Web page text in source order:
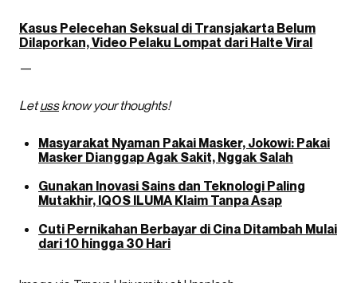
Kasus Pelecehan Seksual di Transjakarta Belum
Dilaporkan, Video Pelaku Lompat dari Halte Viral
—
Letussknow your thoughts!
Masyarakat Nyaman Pakai Masker, Jokowi: Pakai
Masker Dianggap Agak Sakit, Nggak Salah
Gunakan Inovasi Sains dan Teknologi Paling
Mutakhir, IQOS ILUMA Klaim Tanpa Asap
Cuti Pernikahan Berbayar di Cina Ditambah Mulai
dari 10 hingga 30 Hari